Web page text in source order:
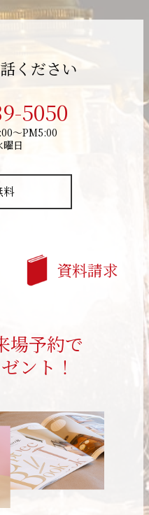
ください
5050
～PM5:00
日
料
資料請求
場予約で
ント！